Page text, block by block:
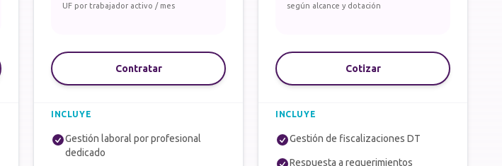
UF por trabajador activo / mes
Contratar
INCLUYE
Gestión laboral por profesional
dedicado
según alcance y dotación
Cotizar
INCLUYE
Gestión de fiscalizaciones DT
Respuesta a requerimientos